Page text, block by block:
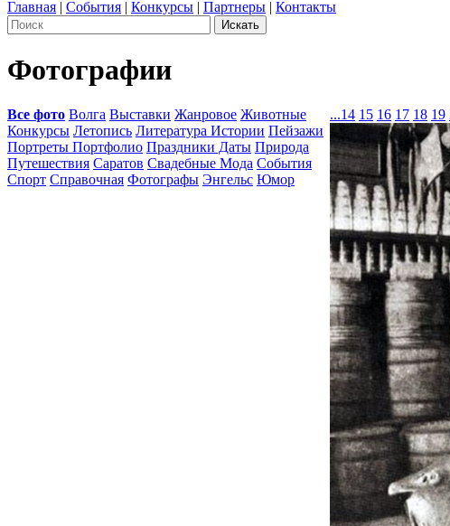
Главная | События | Конкурсы | Партнеры | Контакты
Фотографии
Все фото Волга Выставки Жанровое Животные
Конкурсы Летопись Литература Истории Пейзажи
Портреты Портфолио Праздники Даты Природа
Путешествия Саратов Свадебные Мода События
Спорт Справочная Фотографы Энгельс Юмор
...14 15 16 17 18 19